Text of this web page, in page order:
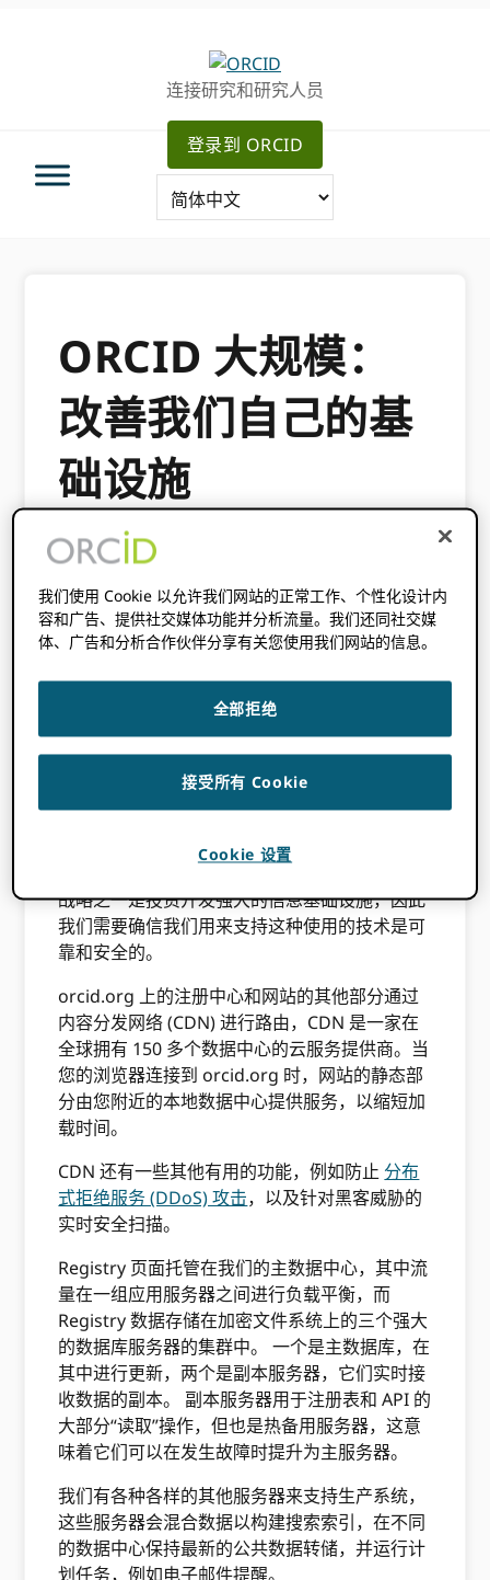
连接研究和研究人员
登录到 ORCID
ORCID 大规模：
改善我们自己的基
础设施
2019 年 7 月 18 日
此内容已发布三年多。此帖子中包含的信息
可能不准确。
您是否有兴趣了解我们如何举办 ORCID 注册表
和 API？ 想知道我们如何在发生灾难时处理高可
用性、可扩展性和恢复？ 如果是这样，那么这篇
文章是给你的！
Registry，但我们的大部分流量都在 API 上，目
战略之一是投资开发强大的信息基础设施，因此
我们需要确信我们用来支持这种使用的技术是可
靠和安全的。
orcid.org 上的注册中心和网站的其他部分通过
内容分发网络 (CDN) 进行路由，CDN 是一家在
全球拥有 150 多个数据中心的云服务提供商。当
您的浏览器连接到 orcid.org 时，网站的静态部
分由您附近的本地数据中心提供服务，以缩短加
载时间。
CDN 还有一些其他有用的功能，例如防止 分布
式拒绝服务 (DDoS) 攻击，以及针对黑客威胁的
实时安全扫描。
Registry 页面托管在我们的主数据中心，其中流
量在一组应用服务器之间进行负载平衡，而
Registry 数据存储在加密文件系统上的三个强大
的数据库服务器的集群中。 一个是主数据库，在
其中进行更新，两个是副本服务器，它们实时接
收数据的副本。 副本服务器用于注册表和 API 的
大部分“读取”操作，但也是热备用服务器，这意
味着它们可以在发生故障时提升为主服务器。
我们有各种各样的其他服务器来支持生产系统，
这些服务器会混合数据以构建搜索索引，在不同
的数据中心保持最新的公共数据转储，并运行计
划任务，例如电子邮件提醒。
我们使用 Cookie 以允许我们网站的正常工作、个性化设计内
容和广告、提供社交媒体功能并分析流量。我们还同社交媒
体、广告和分析合作伙伴分享有关您使用我们网站的信息。
全部拒绝
接受所有 Cookie
Cookie 设置